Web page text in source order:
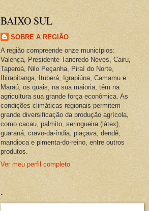
BAIXO SUL
SOBRE A REGIÃO
A região compreende onze municípios:
Valença, Presidente Tancredo Neves, Cairu,
Taperoá, Nilo Peçanha, Piraí do Norte,
Ibirapitanga, Ituberá, Igrapiúna, Camamu e
Maraú, os quais, na sua maioria, têm na
agricultura sua grande força econômica. As
condições climáticas regionais permitem
grande diversificação da produção agrícola,
como cacau, palmito, seringueira (látex),
guaraná, cravo-da-índia, piaçava, dendê,
mandioca e pimenta-do-reino, entre outros
produtos.
Ver meu perfil completo
.